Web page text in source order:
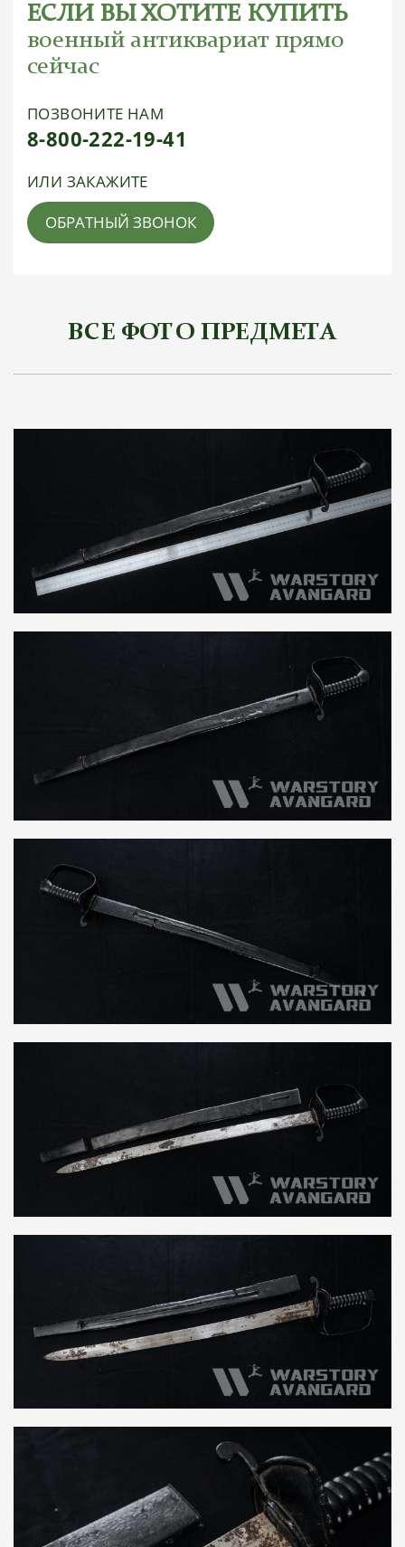
ЕСЛИ ВЫ ХОТИТЕ КУПИТЬ
военный антиквариат прямо
сейчас
ПОЗВОНИТЕ НАМ
8-800-222-19-41
ИЛИ ЗАКАЖИТЕ
ОБРАТНЫЙ ЗВОНОК
ВСЕ ФОТО ПРЕДМЕТА